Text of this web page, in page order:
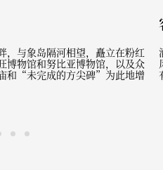
，与象岛隔河相望，矗立在粉红
博物馆和努比亚博物馆，以及众
和“未完成的方尖碑”为此地增